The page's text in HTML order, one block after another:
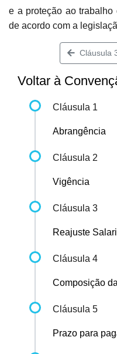
e a proteção ao
de acordo com a
Cláusula
Voltar à
Cláusula 1
Abrangência
Cláusula 2
Vigência
Cláusula 3
Reajuste
Cláusula 4
Composição
Cláusula 5
Prazo para